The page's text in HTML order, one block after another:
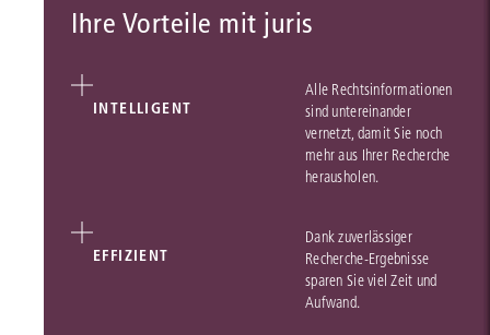
Ihre Vorteile mit juris
INTELLIGENT
Alle Rechtsinformationen
sind untereinander
vernetzt, damit Sie noch
mehr aus Ihrer Recherche
herausholen.
EFFIZIENT
Dank zuverlässiger
Recherche-Ergebnisse
sparen Sie viel Zeit und
Aufwand.